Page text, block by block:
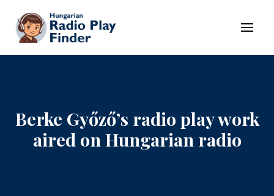
To contents
Menu
Berke Győző’s radio play work
aired on Hungarian radio